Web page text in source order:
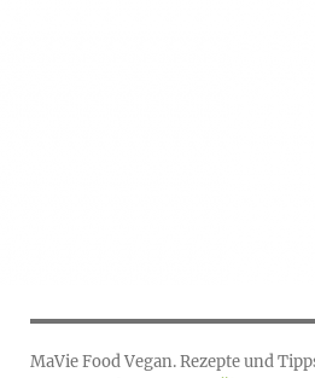
MaVie Food Vegan. Rezepte und